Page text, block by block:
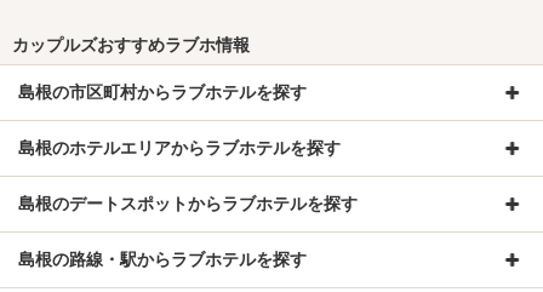
カップルズおすすめラブホ情報
島根の市区町村からラブホテルを探す
島根のホテルエリアからラブホテルを探す
島根のデートスポットからラブホテルを探す
島根の路線・駅からラブホテルを探す